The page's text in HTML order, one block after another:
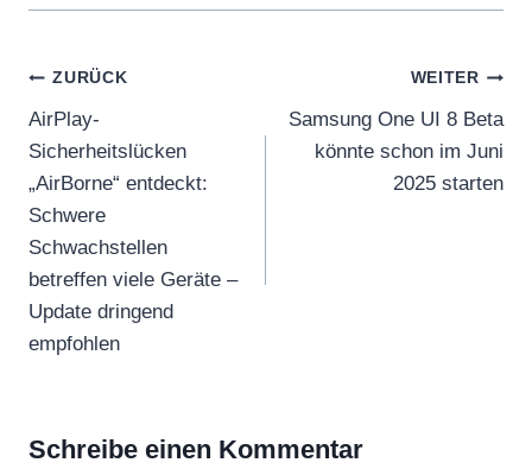
Beitragsnavigation
ZURÜCK
AirPlay-
Sicherheitslücken
„AirBorne“ entdeckt:
Schwere
Schwachstellen
betreffen viele Geräte –
Update dringend
empfohlen
WEITER
Samsung One UI 8 Beta
könnte schon im Juni
2025 starten
Schreibe einen Kommentar